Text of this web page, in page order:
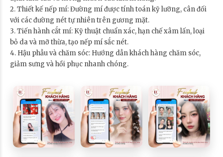
2. Thiết kế nếp mí: Đường mí được tính toán kỹ lưỡng, cân đối
với các đường nét tự nhiên trên gương mặt.
3. Tiến hành cắt mí: Kỹ thuật chuẩn xác, hạn chế xâm lấn, loại
bỏ da và mỡ thừa, tạo nếp mí sắc nét.
4. Hậu phẫu và chăm sóc: Hướng dẫn khách hàng chăm sóc,
giảm sưng và hồi phục nhanh chóng.